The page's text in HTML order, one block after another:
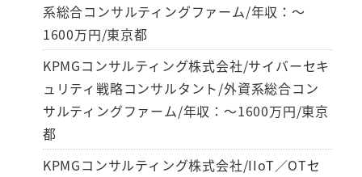
系総合コンサルティングファーム/年収：～
1600万円/東京都
KPMGコンサルティング株式会社/サイバーセキ
ュリティ戦略コンサルタント/外資系総合コン
サルティングファーム/年収：～1600万円/東京
都
KPMGコンサルティング株式会社/IIoT／OTセ